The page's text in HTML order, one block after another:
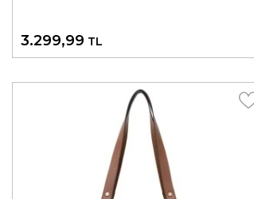
3.299,99 TL